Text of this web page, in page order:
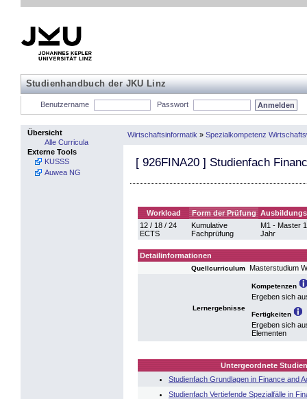
Studienhandbuch der JKU Linz
Benutzername Passwort
Übersicht
Alle Curricula
Externe Tools
KUSSS
Auwea NG
Wirtschaftsinformatik » Spezialkompetenz
[ 926FINA20 ] Studienfach
Workload Form der Prüfung
12 / 18 / 24
ECTS
Kumulative
Fachprüfung
M1 - Master
Jahr
Detailinformationen
Quellcurriculum Masterstudium
Lernergebnisse
Kompetenzen
Ergeben sich
Fertigkeiten
Ergeben sich
Elementen
Untergeordnete
Studienfach Grundlagen in Finance and
Studienfach Vertiefende Spezialfälle in